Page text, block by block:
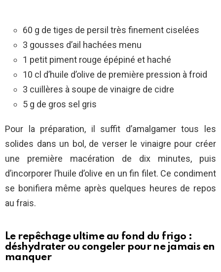
60 g de tiges de persil très finement ciselées
3 gousses d’ail hachées menu
1 petit piment rouge épépiné et haché
10 cl d’huile d’olive de première pression à froid
3 cuillères à soupe de vinaigre de cidre
5 g de gros sel gris
Pour la préparation, il suffit d’amalgamer tous les
solides dans un bol, de verser le vinaigre pour créer
une première macération de dix minutes, puis
d’incorporer l’huile d’olive en un fin filet. Ce condiment
se bonifiera même après quelques heures de repos
au frais.
Le repêchage ultime au fond du frigo :
déshydrater ou congeler pour ne jamais en
manquer